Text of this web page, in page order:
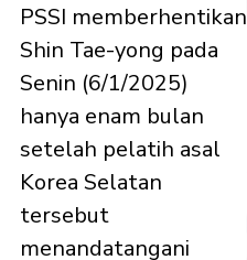
PSSI memberhentikan
Shin Tae-yong pada
Senin (6/1/2025)
hanya enam bulan
setelah pelatih asal
Korea Selatan
tersebut
menandatangani